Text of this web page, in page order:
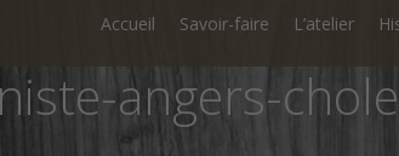
Accueil Savoir-faire L’atelier
angers-